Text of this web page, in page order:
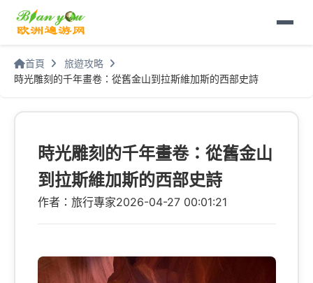
首頁
旅遊攻略
時光雕刻的千年畫卷：從舊金山到拉斯維加斯的西部史詩
時光雕刻的千年畫卷：從舊金山
到拉斯維加斯的西部史詩
作者：旅行專家2026-04-27 00:01:21